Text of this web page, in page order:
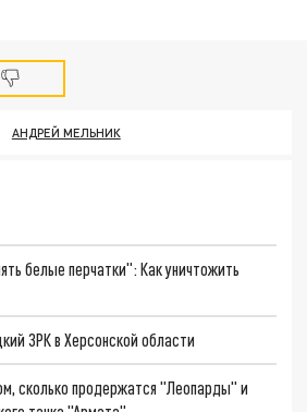
АНДРЕЙ МЕЛЬНИК
белые перчатки": Как уничтожить
ЗРК в Херсонской области
сколько продержатся "Леопарды" и